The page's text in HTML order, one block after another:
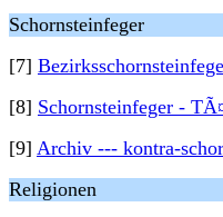
Schornsteinfeger
[7]
[8] Schornsteinfeger -
[9] Archiv --- kontra-
Religionen